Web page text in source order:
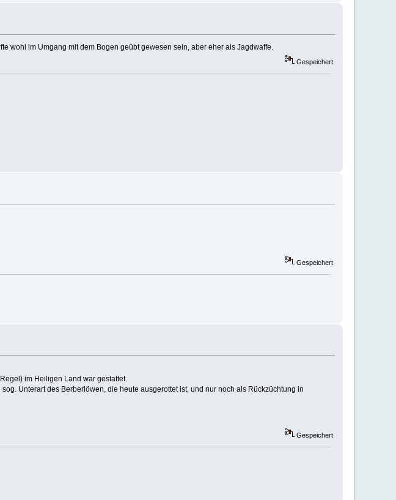
wohl im Umgang mit dem Bogen geübt gewesen sein, aber eher als Jagdwaffe.
Gespeichert
Gespeichert
im Heiligen Land war gestattet.
Unterart des Berberlöwen, die heute ausgerottet ist, und nur noch als Rückzüchtung in
Gespeichert